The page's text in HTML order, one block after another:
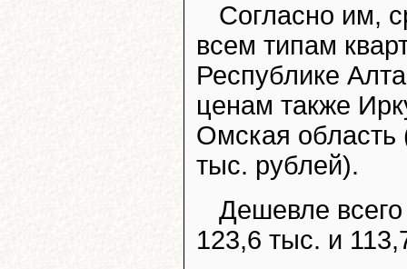
Согласно им,
всем типам
Республике
ценам также
Омская область
тыс. рублей).
Дешевле
123,6 тыс. и